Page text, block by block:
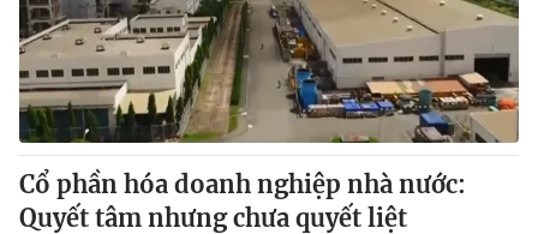
Cổ phần hóa doanh nghiệp nhà nước:
Quyết tâm nhưng chưa quyết liệt